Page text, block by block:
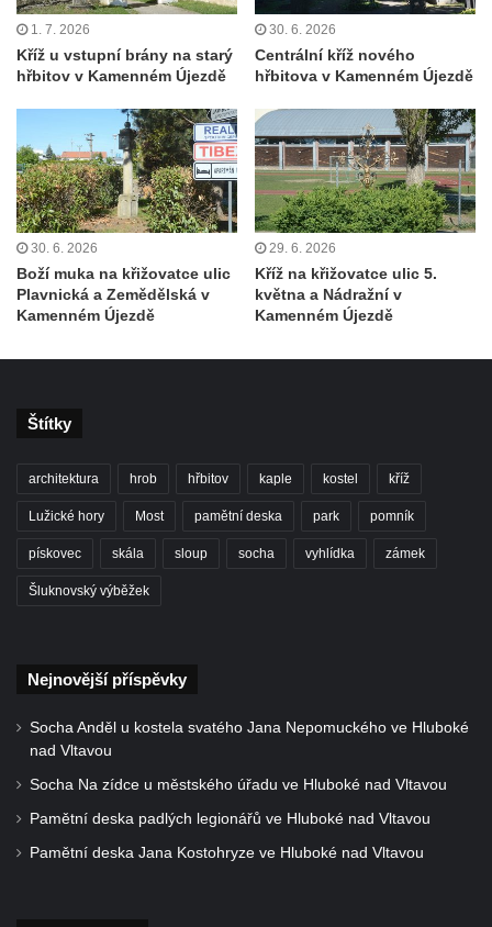
Kříž východně od Dubé nad lesoparkem
Kříž před hřbitovem v Českolipské ulice v
Dubé
Centrální kříž hřbitova v Dubé
Kříž v Zahradní ulici v Dubé
Kříž v Dlouhé ulici v Dubé
Kříž u kostela Nalezení svatého kříže v
Dubé
Kříž na hřbitově ve Velkém Šenově
Steinův kříž u hřbitova ve Velkém Šenově
Künzlův kříž v předhradí hradu Seeberg
Centrální kříž hřbitova v Cítolibech
Rotující kříž před farou v Cítolibech
Kříž u Kleinova statku v Konětopech
svatého Jakuba ve Hřivicích
1. 7. 2026
Kříž u vstupní brány na starý
hřbitov v Kamenném Újezdě
30. 6. 2026
Centrální kříž nového
hřbitova v Kamenném Újezdě
30. 6. 2026
Boží muka na křižovatce ulic
Plavnická a Zemědělská v
Kamenném Újezdě
29. 6. 2026
Kříž na křižovatce ulic 5.
května a Nádražní v
Kamenném Újezdě
Štítky
architektura hrob hřbitov kaple kostel kříž
Lužické hory Most pamětní deska park pomník
pískovec skála sloup socha vyhlídka zámek
Šluknovský výběžek
Nejnovější příspěvky
Socha Anděl u kostela svatého Jana Nepomuckého ve Hluboké
nad Vltavou
Socha Na zídce u městského úřadu ve Hluboké nad Vltavou
Pamětní deska padlých legionářů ve Hluboké nad Vltavou
Pamětní deska Jana Kostohryze ve Hluboké nad Vltavou